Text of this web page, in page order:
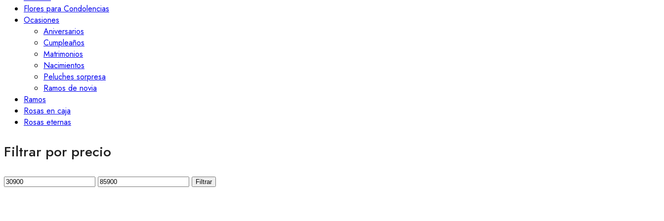
Flores para Condolencias
Ocasiones
Aniversarios
Cumpleaños
Matrimonios
Nacimientos
Peluches sorpresa
Ramos de novia
Ramos
Rosas en caja
Rosas eternas
Filtrar por precio
Precio
Precio
Filtrar